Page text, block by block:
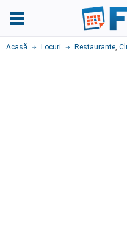
Acasă Locuri Restaurante,